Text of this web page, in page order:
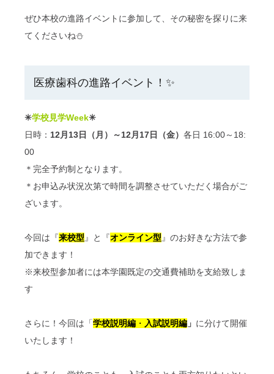
ぜひ本校の進路イベントに参加して、その秘密を探りに来
てくださいね⛄
医療歯科の進路イベント！✨
✳学校見学Week✳
日時： 12月13日（月）～12月17日（金） 各日 16:00～18:
00
＊完全予約制となります。
＊お申込み状況次第で時間を調整させていただく場合がご
ざいます。
今回は 『来校型』 と 『オンライン型』のお好きな方法で参
加できます！
※来校型参加者には本学園既定の交通費補助を支給致しま
す
さらに！今回は「学校説明編 ・ 入試説明編 」 に分けて開催
いたします！